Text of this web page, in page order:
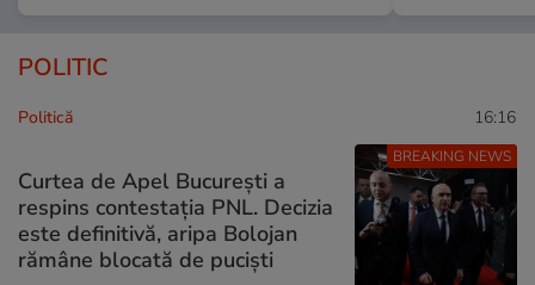
POLITIC
BREAKING NEWS
Politică 16:16
Curtea de Apel București a
respins contestația PNL. Decizia
este definitivă, aripa Bolojan
rămâne blocată de puciști